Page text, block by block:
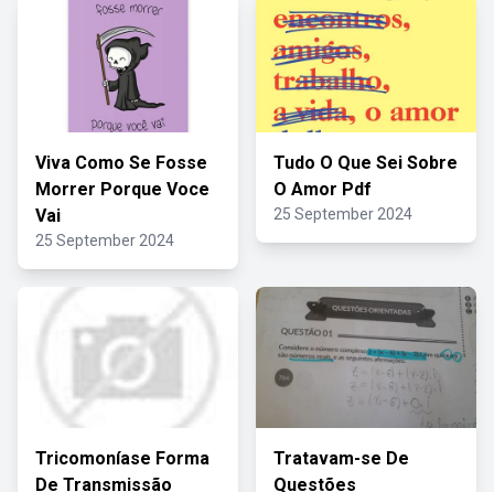
Viva Como Se Fosse
Morrer Porque Voce
Vai
25 September 2024
Tudo O Que Sei Sobre
O Amor Pdf
25 September 2024
Tricomoníase Forma
De Transmissão
Tratavam-se De
Questões